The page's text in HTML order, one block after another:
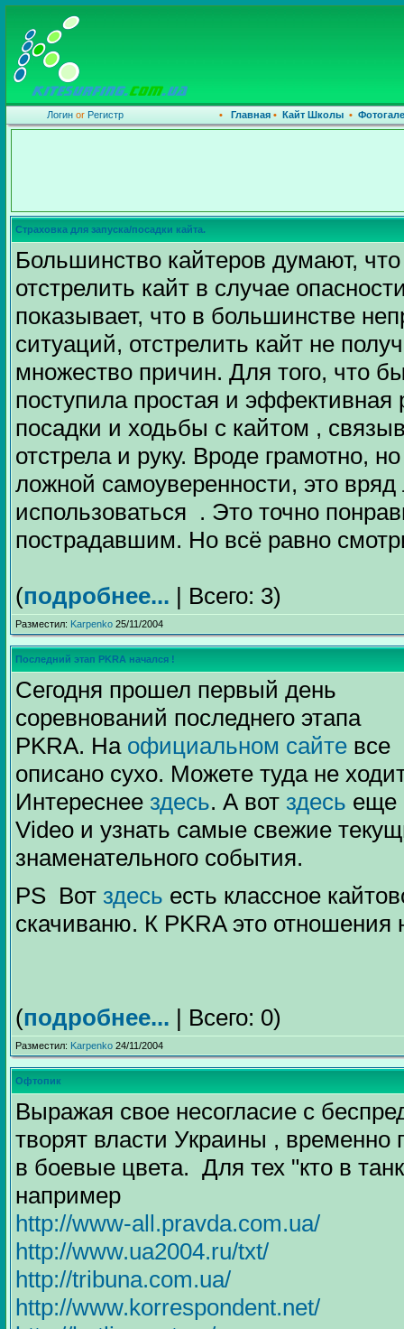
Логин or Регистр • Главная• Кайт Школы •
Страховка для запуска/посадки кайта.
Большинство кайтеров думают,
отстрелить кайт в случае
показывает, что в большинстве
ситуаций, отстрелить кайт не
множество причин. Для того, что
поступила простая и эффективная
посадки и ходьбы с кайтом ,
отстрела и руку. Вроде грамотно,
ложной самоуверенности, это вряд
использоваться . Это точно
пострадавшим. Но всё равно
(подробнее... | Всего: 3)
Разместил: Karpenko 25/11/2004
Последний этап PKRA начался !
Сегодня прошел первый день
соревнований последнего этапа
PKRA. На официальном сайте все
описано сухо. Можете туда не
Интереснее здесь. А вот здесь еще
Video и узнать самые свежие
знаменательного события.
PS Вот здесь есть классное
скачиваню. К PKRA это отношения
(подробнее... | Всего: 0)
Разместил: Karpenko 24/11/2004
Офтопик
Выражая свое несогласие с
творят власти Украины ,
в боевые цвета. Для тех "кто в
например
http://www-all.pravda.com.ua/
http://www.ua2004.ru/txt/
http://tribuna.com.ua/
http://www.korrespondent.net/